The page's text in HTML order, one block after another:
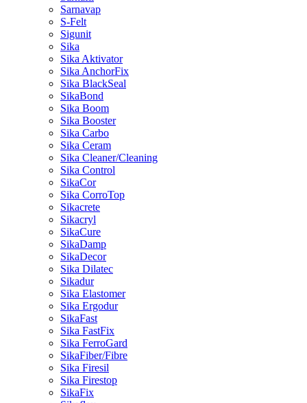
Sarnavap
S-Felt
Sigunit
Sika
Sika Aktivator
Sika AnchorFix
Sika BlackSeal
SikaBond
Sika Boom
Sika Booster
Sika Carbo
Sika Ceram
Sika Cleaner/Cleaning
Sika Control
SikaCor
Sika CorroTop
Sikacrete
Sikacryl
SikaCure
SikaDamp
SikaDecor
Sika Dilatec
Sikadur
Sika Elastomer
Sika Ergodur
SikaFast
Sika FastFix
Sika FerroGard
SikaFiber/Fibre
Sika Firesil
Sika Firestop
SikaFix